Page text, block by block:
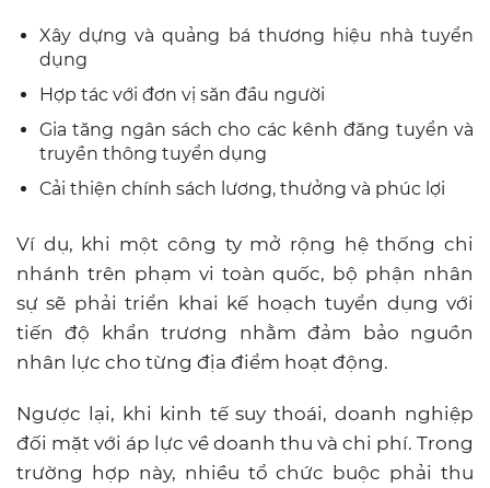
Xây dựng và quảng bá thương hiệu nhà tuyển
dụng
Hợp tác với đơn vị săn đầu người
Gia tăng ngân sách cho các kênh đăng tuyển và
truyền thông tuyển dụng
Cải thiện chính sách lương, thưởng và phúc lợi
Ví dụ, khi một công ty mở rộng hệ thống chi
nhánh trên phạm vi toàn quốc, bộ phận nhân
sự sẽ phải triển khai kế hoạch tuyển dụng với
tiến độ khẩn trương nhằm đảm bảo nguồn
nhân lực cho từng địa điểm hoạt động.
Ngược lại, khi kinh tế suy thoái, doanh nghiệp
đối mặt với áp lực về doanh thu và chi phí. Trong
trường hợp này, nhiều tổ chức buộc phải thu